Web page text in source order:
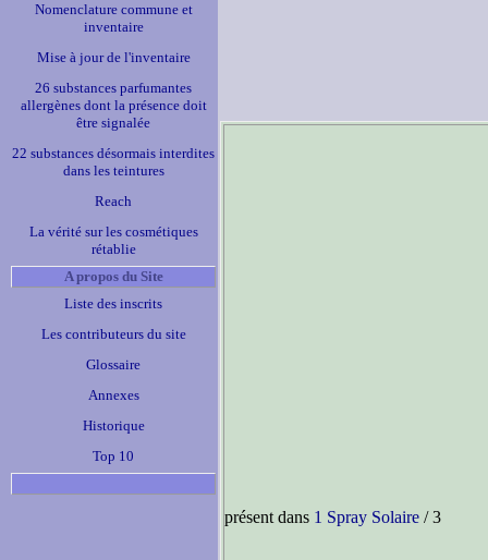
Nomenclature commune et
inventaire
Mise à jour de l'inventaire
26 substances parfumantes
allergènes dont la présence doit
être signalée
22 substances désormais interdites
dans les teintures
Reach
La vérité sur les cosmétiques
rétablie
A propos du Site
Liste des inscrits
Les contributeurs du site
Glossaire
Annexes
Historique
Top 10
présent dans 1 Spray Solaire / 3